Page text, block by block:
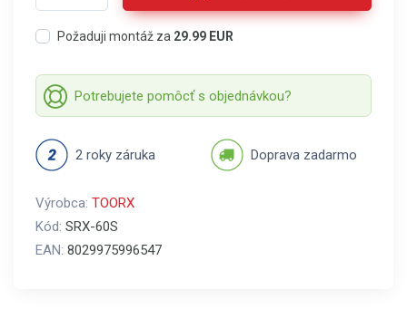
Požaduji montáž za 29.99 EUR
Potrebujete pomôcť s objednávkou?
2 roky záruka Doprava zadarmo
Výrobca: TOORX
Kód: SRX-60S
EAN: 8029975996547